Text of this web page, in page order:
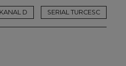
KANAL D SERIAL TURCESC